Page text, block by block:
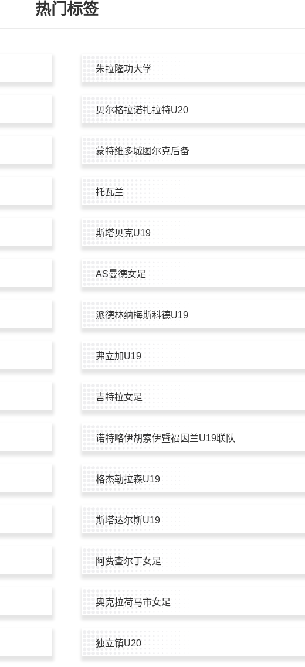
热门标签
朱拉隆功大学
贝尔格拉诺扎拉特U20
蒙特维多城图尔克后备
托瓦兰
斯塔贝克U19
AS曼德女足
派德林纳梅斯科德U19
弗立加U19
吉特拉女足
诺特略伊胡索伊暨福因兰U19联队
格杰勒拉森U19
斯塔达尔斯U19
阿费查尔丁女足
奥克拉荷马市女足
独立镇U20